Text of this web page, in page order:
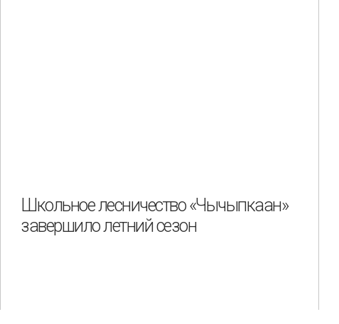
Школьное лесничество «Чычыпкаан»
завершило летний сезон